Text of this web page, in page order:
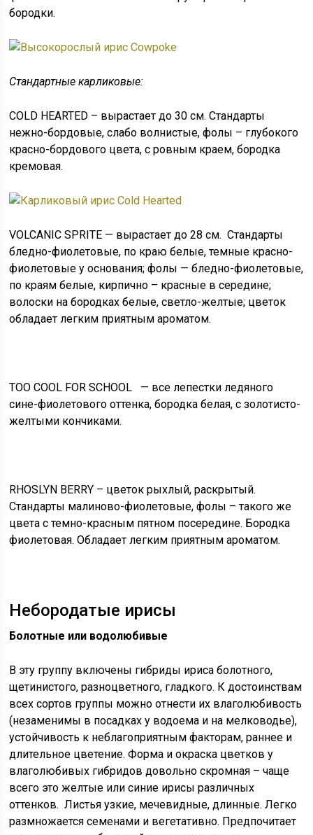
бородки.
Стандартные карликовые:
COLD HEARTED – вырастает до 30 см. Стандарты
нежно-бордовые, слабо волнистые, фолы – глубокого
красно-бордового цвета, с ровным краем, бородка
кремовая.
VOLCANIC SPRITE — вырастает до 28 см. Стандарты
бледно-фиолетовые, по краю белые, темные красно-
фиолетовые у основания; фолы — бледно-фиолетовые,
по краям белые, кирпично – красные в середине;
волоски на бородках белые, светло-желтые; цветок
обладает легким приятным ароматом.
TOO COOL FOR SCHOOL — все лепестки ледяного
сине-фиолетового оттенка, бородка белая, с золотисто-
желтыми кончиками.
RHOSLYN BERRY – цветок рыхлый, раскрытый.
Стандарты малиново-фиолетовые, фолы – такого же
цвета с темно-красным пятном посередине. Бородка
фиолетовая. Обладает легким приятным ароматом.
Небородатые ирисы
Болотные или водолюбивые
В эту группу включены гибриды ириса болотного,
щетинистого, разноцветного, гладкого. К достоинствам
всех сортов группы можно отнести их влаголюбивость
(незаменимы в посадках у водоема и на мелководье),
устойчивость к неблагоприятным факторам, раннее и
длительное цветение. Форма и окраска цветков у
влаголюбивых гибридов довольно скромная – чаще
всего это желтые или синие ирисы различных
оттенков. Листья узкие, мечевидные, длинные. Легко
размножается семенами и вегетативно. Предпочитает